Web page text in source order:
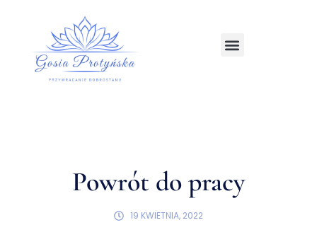
Powrót do pracy
19 KWIETNIA, 2022